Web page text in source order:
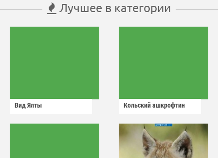
Лучшее в категории
Вид Ялты Кольский ашкрофтин